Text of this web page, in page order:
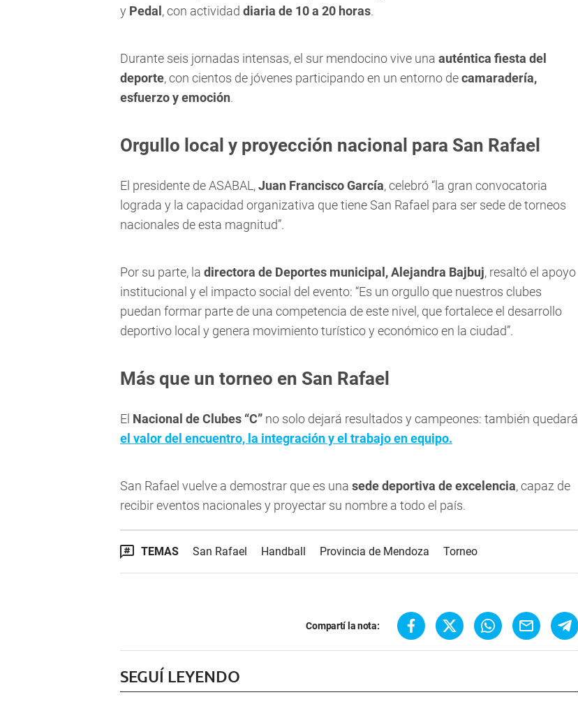
y Pedal , con actividad diaria de 10 a 20 horas.
Durante seis jornadas intensas, el sur mendocino vive una auténtica fiesta del
deporte, con cientos de jóvenes participando en un entorno decamaradería,
esfuerzo y emoción.
Orgullo local y proyección nacional para San Rafael
El presidente de ASABAL,Juan Francisco García, celebró “la gran convocatoria
lograda y la capacidad organizativa que tiene San Rafael para ser sede de torneos
nacionales de esta magnitud”.
Por su parte, la directora de Deportes municipal, Alejandra Bajbuj, resaltó el apoyo
institucional y el impacto social del evento: “Es un orgullo que nuestros clubes
puedan formar parte de una competencia de este nivel, que fortalece el desarrollo
deportivo local y genera movimiento turístico y económico en la ciudad”.
Más que un torneo en San Rafael
El Nacional de Clubes “C” no solo dejará resultados y campeones: también quedará
el valor del encuentro, la integración y el trabajo en equipo.
San Rafael vuelve a demostrar que es una sede deportiva de excelencia, capaz de
recibir eventos nacionales y proyectar su nombre a todo el país.
TEMAS San Rafael Handball Provincia de Mendoza Torneo
Compartí la nota:
SEGUÍ LEYENDO